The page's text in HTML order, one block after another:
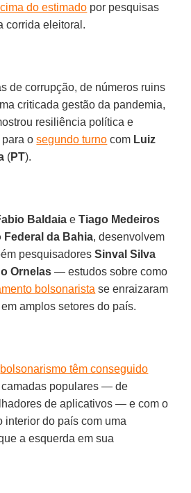
do estimado por pesquisas
corrida eleitoral.
de corrupção, de números ruins
criticada gestão da pandemia,
resiliência política e
para osegundo turno com Luiz
(PT).
Baldaia eTiago Medeiros
Federal da Bahia, desenvolvem
pesquisadoresSinval Silva
Ornelas — estudos sobre como
bolsonarista se enraizaram
amplos setores do país.
bolsonarismo têm conseguido
camadas populares — de
de aplicativos — e com o
interior do país com uma
a esquerda em sua